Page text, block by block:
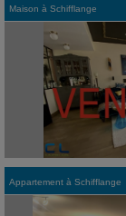
Maison à Schifflange
Appartement à Schifflange